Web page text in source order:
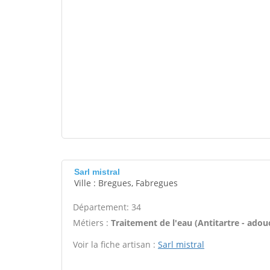
Sarl mistral
Ville : Bregues, Fabregues
Département: 34
Métiers : Traitement de l'eau (Antitartre -
Voir la fiche artisan : Sarl mistral